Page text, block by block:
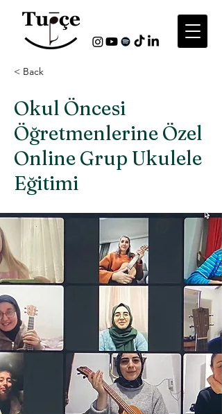
< Back
Okul Öncesi
Öğretmenlerine Özel
Online Grup Ukulele
Eğitimi